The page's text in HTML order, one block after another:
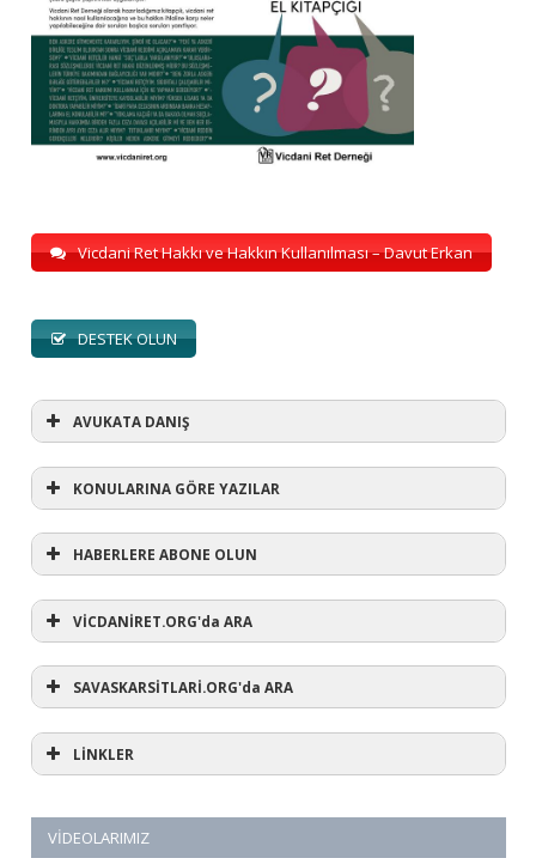
Vicdani Ret Hakkı ve Hakkın Kullanılması – Davut Erkan
DESTEK OLUN
AVUKATA DANIŞ
AVUKATA DANIŞ
KONULARINA GÖRE YAZILAR
KONULARINA GÖRE YAZILAR
#refusewar(1)
'dur' ihtarı(3)
1 aralık(11)
1 eylül (12)
1. Dünya Savaşı(5)
(3)
12 mart(1)
HABERLERE ABONE OLUN
VİCDANİRET.ORG'da ARA
SAVASKARSİTLARİ.ORG'da ARA
LİNKLER
VİDEOLARIMIZ